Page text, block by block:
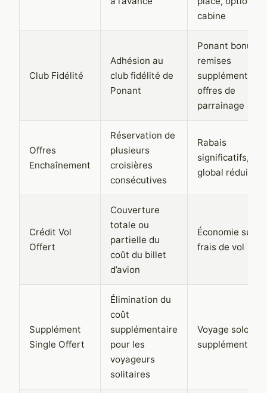
cabine
Club Fidélité
Adhésion au
club fidélité de
Ponant
Ponant bonus,
remises
offres de
parrainage
Offres
Enchaînement
Réservation de
plusieurs
croisières
consécutives
Rabais
significatifs,
global réduit
Crédit Vol
Offert
Couverture
totale ou
partielle du
coût du billet
d’avion
Économie sur
frais de vol
Supplément
Single Offert
Élimination du
coût
supplémentaire
pour les
voyageurs
solitaires
Voyage solo
supplément